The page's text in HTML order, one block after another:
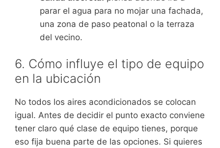
parar el agua para no mojar una fachada,
una zona de paso peatonal o la terraza
del vecino.
6. Cómo influye el tipo de equipo
en la ubicación
No todos los aires acondicionados se colocan
igual. Antes de decidir el punto exacto conviene
tener claro qué clase de equipo tienes, porque
eso fija buena parte de las opciones. Si quieres